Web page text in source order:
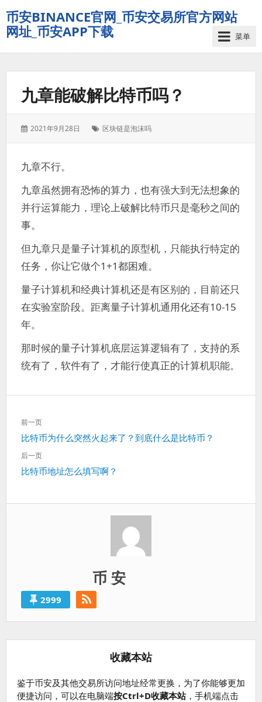
币安BINANCE官网_币安交易所官方网站
网址_币安APP下载
菜单
九章能破解比特币吗？
发
2021年9月28日
标
区块链是泡沫吗
九章不行。
九章虽然拥有恐怖的算力，也有强大到无法想象的
并行运算能力，理论上破解比特币只是毫秒之间的
事。
但九章只是量子计算机的原型机，只能执行特定的
任务，你让它做个1+1都困难。
量子计算机和经典计算机还是有区别的，目前还只
在实验室阶段。距离量子计算机通用化还有10-15
年。
那时候的量子计算机底层运算逻辑有了，支持的系
统有了，软件有了，才能行使真正的计算机职能。
文
章
导
航
前一页
上
一
比特币为什么突然火起来了？到底什么是比特币？
后一页
下
比特币地址怎么填写啊？
币 安
2999
收藏本站
鉴于币安及其他交易所访问地址经常更换，为了你能够更加
便捷访问，可以在电脑端按Ctrl+D收藏本站，手机端点击